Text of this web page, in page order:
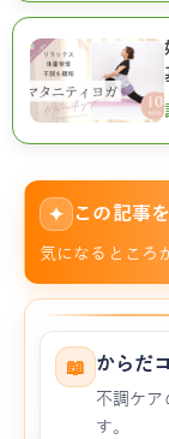
✦ この記事
気になるところ
📖 からだ
不調ケア
す。